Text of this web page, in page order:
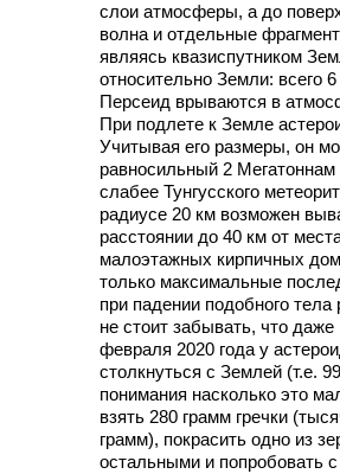
слои атмосферы, а до
волна и отдельные
являясь квазиспутником
относительно Земли: всего
Персеид врываются в
При подлете к Земле
Учитывая его размеры, он
равносильный 2 Мегатоннам
слабее Тунгусского
радиусе 20 км возможен
расстоянии до 40 км от
малоэтажных кирпичных
только максимальные
при падении подобного
не стоит забывать, что
февраля 2020 года у
столкнуться с Землей (т.е.
понимания насколько это
взять 280 грамм гречки
грамм), покрасить одно из
остальными и попробовать